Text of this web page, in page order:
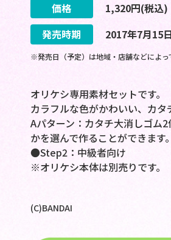
価格 1,320円(税込)
発売時期
2017年7月15日
※発売日（予定）は地域・店舗などによっ
オリケシ専用素材セットです。
カラフルな色がかわいい、カタ
Aパターン：カタチ大消しゴム
かを選んで作ることができます。
●Step2：中級者向け
※オリケシ本体は別売りです。
(C)BANDAI